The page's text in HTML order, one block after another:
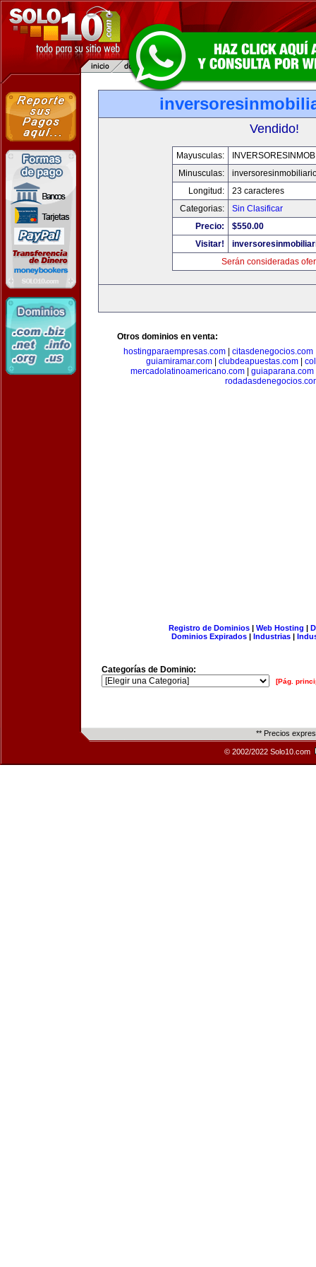
Vendido!
Mayusculas:
Minusculas:
Longitud:
23 caracteres
Categorias:
Sin Clasificar
Precio:
$550.00
Visitar!
Serán consideradas
Otros dominios en venta:
hostingparaempresas.com| citasdenegocios.com
guiamiramar.com
clubdeapuestas.com
mercadolatinoamericano.com| guiaparana.com
Registro de Dominios| Web Hosting |
Dominios Expirados | Industrias |
Categorías de Dominio:
[Pág.
** Precios
© 2002/2022 Solo10.com